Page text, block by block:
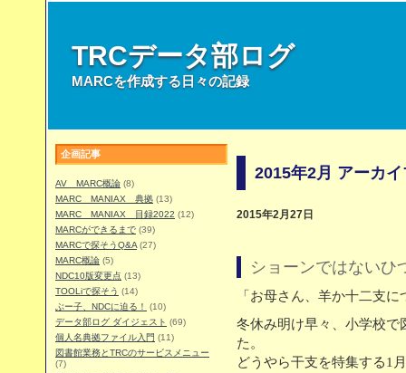
TRCデータ部ログ
MARCを作成する日々の記録
企画記事
AV MARC概論 (8)
MARC MANIAX 典拠 (13)
MARC MANIAX 目録2022 (12)
MARCができるまで (39)
MARCで探そうQ&A (27)
MARC概論 (5)
NDC10版変更点 (13)
TOOLiで探そう (14)
ぶー子、NDCに迫る！
(10)
データ部ログ ダイジェスト (69)
個人名典拠ファイル入門 (11)
図書館業務とTRCのサービスメニュー
(7)
2015年2月 アーカイ
2015年2月27日
ショーンではないひ
「お母さん、羊か十二支
冬休み明け早々、小学校で
た。
どうやら干支を特集する1